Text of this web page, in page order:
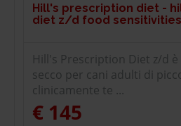
Hill's prescription diet -
diet z/d food sensitivities
Hill's Prescription Diet z/d
secco per cani adulti di
clinicamente te ...
€ 145